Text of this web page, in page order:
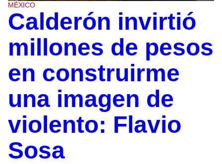
MÉXICO
Calderón invirtió
millones de pesos
en construirme
una imagen de
violento: Flavio
Sosa